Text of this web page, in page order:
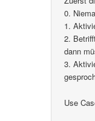
0.
1.
2.
dann
3.
Use